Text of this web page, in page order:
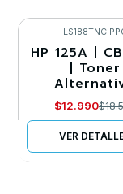
-30%
Agotado
LS188TNC|
HP 125A |
| Toner
$12.990
VER